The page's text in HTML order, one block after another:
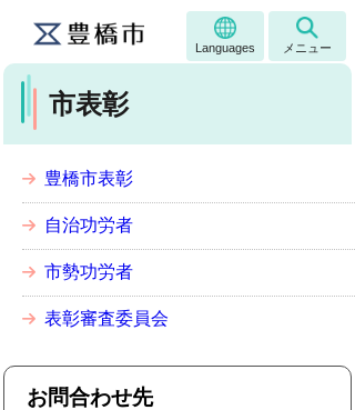
Languages メニュー
市表彰
豊橋市表彰
自治功労者
市勢功労者
表彰審査委員会
お問合わせ先